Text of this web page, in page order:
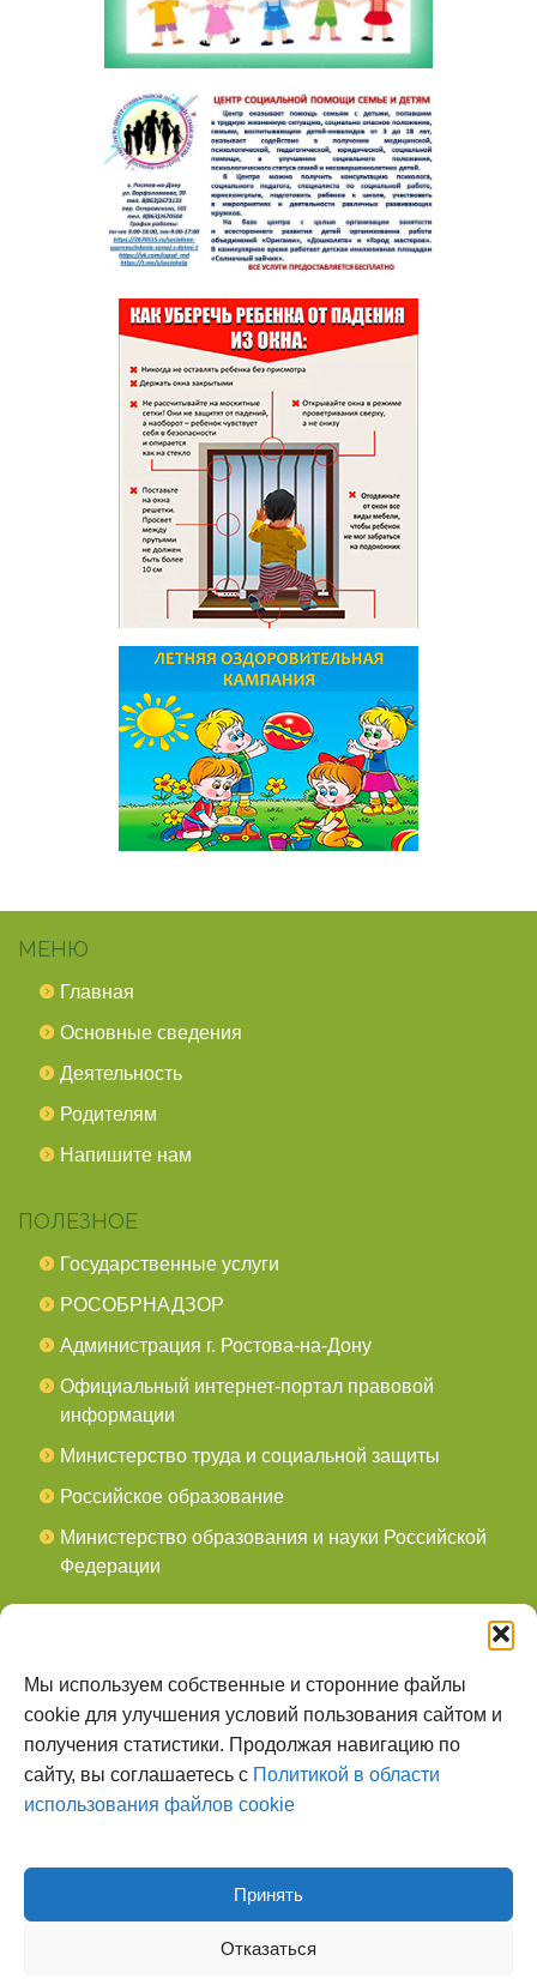
Мы используем собственные и сторонние файлы
cookie для улучшения условий пользования сайтом и
получения статистики. Продолжая навигацию по
сайту, вы соглашаетесь с Политикой в области
использования файлов cookie
Принять
Отказаться
МЕНЮ
Главная
Основные сведения
Деятельность
Родителям
Напишите нам
ПОЛЕЗНОЕ
Государственные услуги
РОСОБРНАДЗОР
Администрация г. Ростова-на-Дону
Официальный интернет-портал правовой
информации
Министерство труда и социальной защиты
Российское образование
Министерство образования и науки Российской
Федерации
мы в Контакте
О НАС
поделиться опытом и сотрудничать со специалистами.